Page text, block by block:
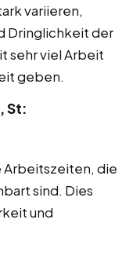
variieren,
Dringlichkeit der
sehr viel Arbeit
geben.
St:
die
sind. Dies
und